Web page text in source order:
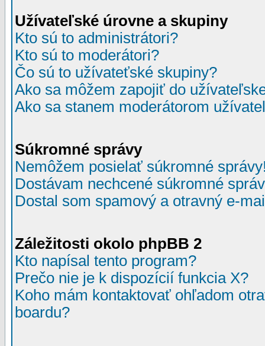
Užívateľské úrovne a skupiny
Kto sú to administrátori?
Kto sú to moderátori?
Čo sú to užívateťské skupiny?
Ako sa môžem zapojiť do
Ako sa stanem moderátorom
Súkromné správy
Nemôžem posielať súkromné
Dostávam nechcené súkromné
Dostal som spamový a otravný e-
Záležitosti okolo phpBB 2
Kto napísal tento program?
Prečo nie je k dispozícií funkcia X?
Koho mám kontaktovať ohľadom
boardu?